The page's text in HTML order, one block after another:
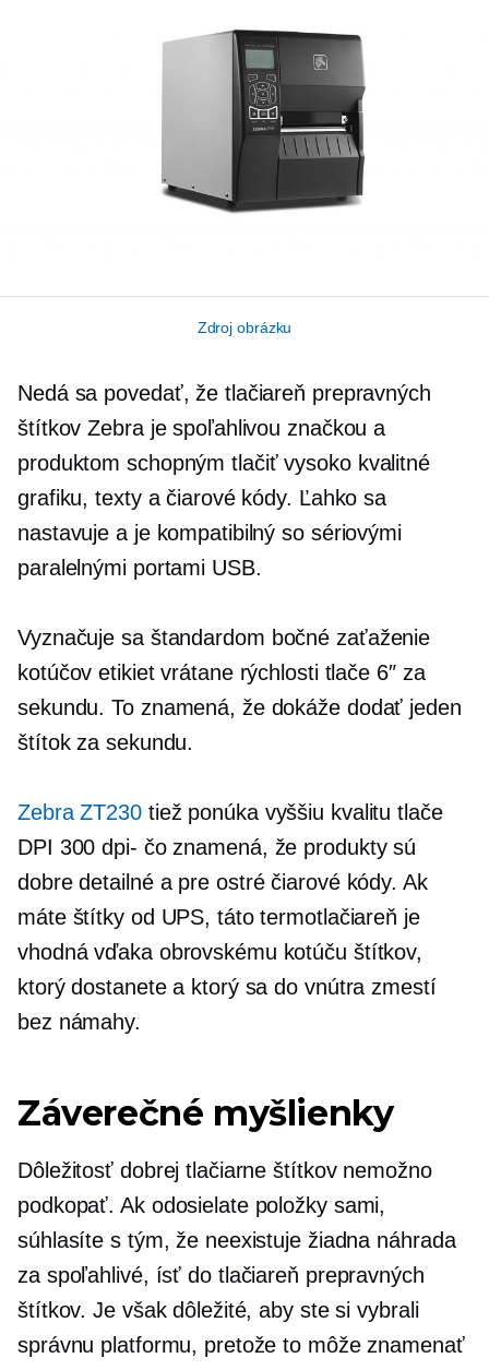
Zdroj obrázku
Nedá sa povedať, že tlačiareň prepravných
štítkov Zebra je spoľahlivou značkou a
produktom schopným tlačiťvysoko kvalitné
grafiku, texty a čiarové kódy. Ľahko sa
nastavuje a je kompatibilný so sériovými
paralelnými portami USB.
Vyznačuje sa štandardom bočné zaťaženie
kotúčov etikiet vrátane rýchlosti tlače 6″ za
sekundu. To znamená, že dokáže dodať jeden
štítok za sekundu.
Zebra ZT230tiež ponúka vyššiu kvalitu tlače
DPI 300 dpi- čo znamená, že produkty sú
dobre detailnéa pre ostré čiarové kódy. Ak
máte štítky od UPS, táto termotlačiareň je
vhodná vďaka obrovskému kotúču štítkov,
ktorý dostanete a ktorý sa do vnútra zmestí
bez námahy.
Záverečné myšlienky
Dôležitosť dobrej tlačiarne štítkov nemožno
podkopať. Ak odosielate položky sami,
súhlasíte s tým, že neexistuje žiadna náhrada
za spoľahlivé, ísť dotlačiareň prepravných
štítkov. Je však dôležité, aby ste si vybrali
správnu platformu, pretože to môže znamenať